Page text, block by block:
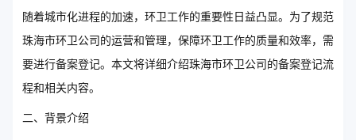
随着城市化进程的加速，环卫工作的重要性日益凸显。为了规范
珠海市环卫公司的运营和管理，保障环卫工作的质量和效率，需
要进行备案登记。本文将详细介绍珠海市环卫公司的备案登记流
程和相关内容。
二、背景介绍